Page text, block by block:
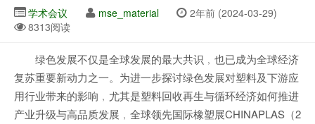
学术会议 mse_material
2年前 (2024-03-29)
8313阅读
绿色发展不仅是全球发展的最大共识﹐也已成为全球经济
复苏重要新动力之一。为进一步探讨绿色发展对塑料及下游应
用行业带来的影响﹐尤其是塑料回收再生与循环经济如何推进
产业升级与高品质发展﹐全球领先国际橡塑展CHINAPLAS（2